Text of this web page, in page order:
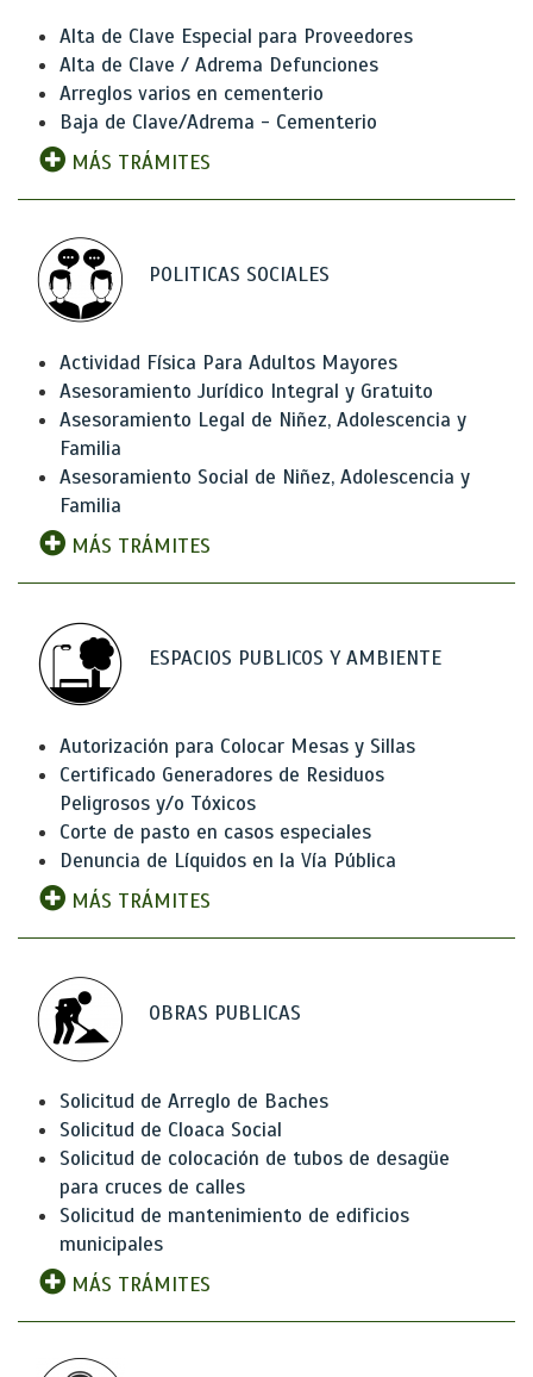
Alta de Clave Especial para Proveedores
Alta de Clave / Adrema Defunciones
Arreglos varios en cementerio
Baja de Clave/Adrema - Cementerio
MÁS TRÁMITES
POLITICAS SOCIALES
Actividad Física Para Adultos Mayores
Asesoramiento Jurídico Integral y Gratuito
Asesoramiento Legal de Niñez, Adolescencia y
Familia
Asesoramiento Social de Niñez, Adolescencia y
Familia
MÁS TRÁMITES
ESPACIOS PUBLICOS Y AMBIENTE
Autorización para Colocar Mesas y Sillas
Certificado Generadores de Residuos
Peligrosos y/o Tóxicos
Corte de pasto en casos especiales
Denuncia de Líquidos en la Vía Pública
MÁS TRÁMITES
OBRAS PUBLICAS
Solicitud de Arreglo de Baches
Solicitud de Cloaca Social
Solicitud de colocación de tubos de desagüe
para cruces de calles
Solicitud de mantenimiento de edificios
municipales
MÁS TRÁMITES